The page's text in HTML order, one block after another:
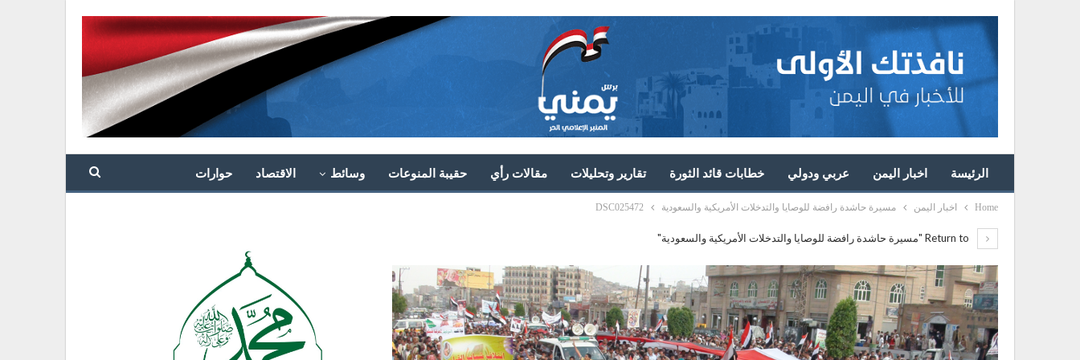
الرئيسة اخبار اليمن عربي ودولي خطابات قائد الثورة تقارير وتحليلات مقالات رأي حقيبة المنوعات وسائط الاقتصاد حوارات
Home اخبار اليمن مسيرة حاشدة رافضة للوصايا والتدخلات الأمريكية والسعودية DSC025472